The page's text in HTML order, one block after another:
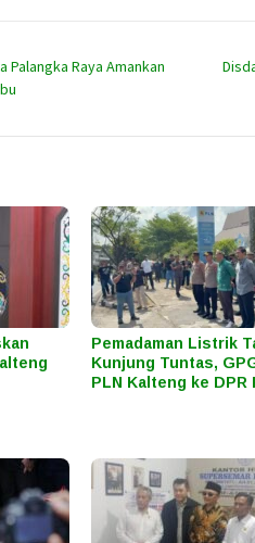
Raya Amankan
Pemadaman Listrik
Kunjung Tuntas,
PLN Kalteng ke DPR